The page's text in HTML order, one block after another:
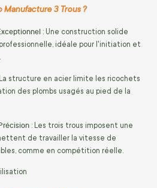
3 Trous ?
: Une construction solide
idéale pour l'initiation et
structure en acier limite les ricochets
des plombs usagés au pied de la
: Les trois trous imposent une
de travailler la vitesse de
comme en compétition réelle.